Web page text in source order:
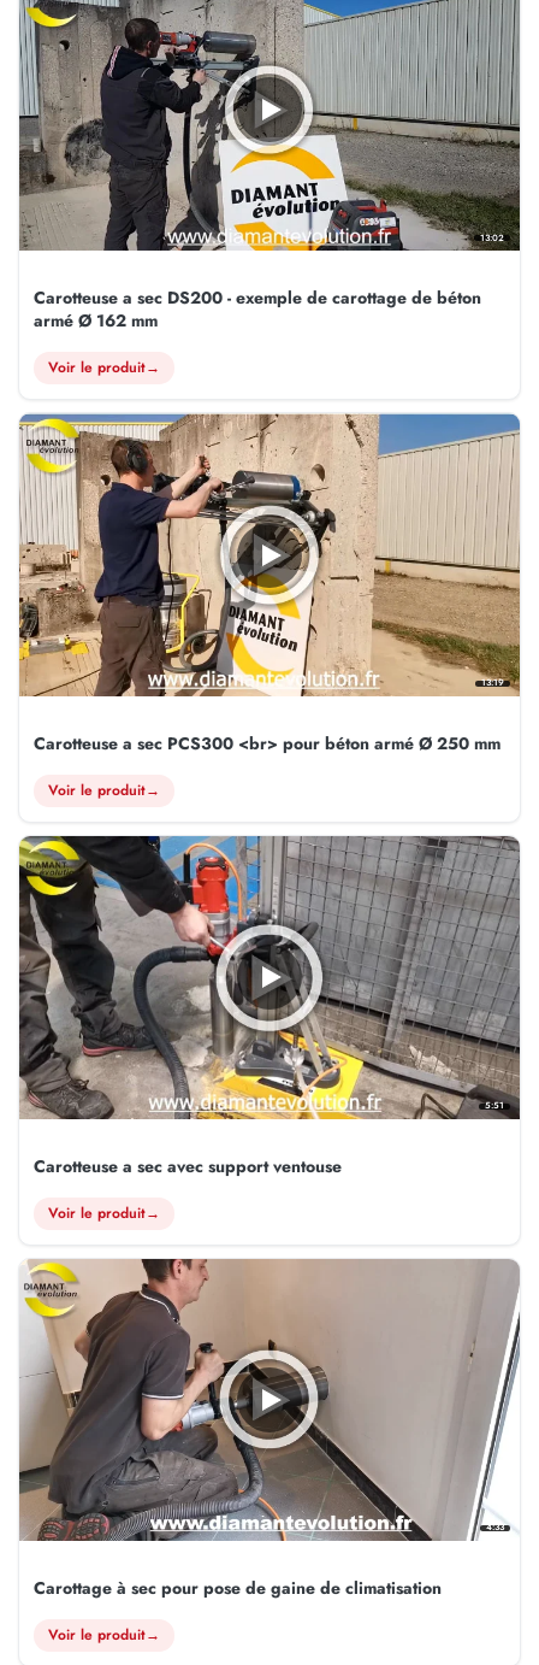
13:02
Carotteuse a sec DS200 - exemple de carottage de béton
armé Ø 162 mm
Voir le produit→
13:19
Carotteuse a sec PCS300 <br> pour béton armé Ø 250 mm
Voir le produit→
5:51
Carotteuse a sec avec support ventouse
Voir le produit→
4:33
Carottage à sec pour pose de gaine de climatisation
Voir le produit→